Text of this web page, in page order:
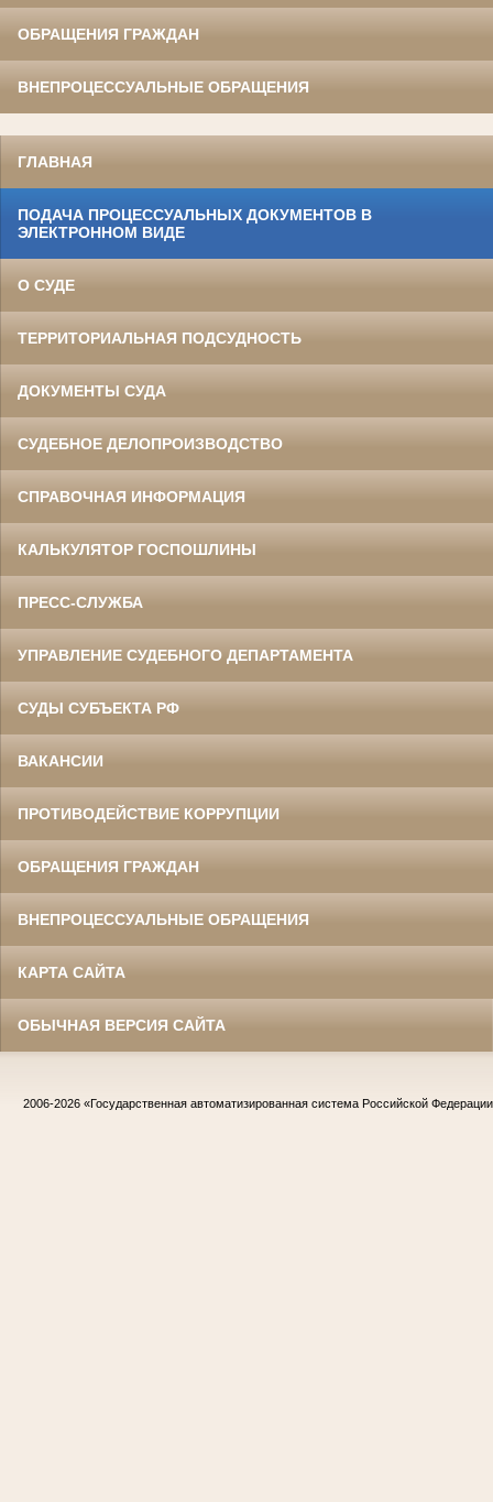
ОБРАЩЕНИЯ ГРАЖДАН
ВНЕПРОЦЕССУАЛЬНЫЕ ОБРАЩЕНИЯ
ГЛАВНАЯ
ПОДАЧА ПРОЦЕССУАЛЬНЫХ ДОКУМЕНТОВ В
ЭЛЕКТРОННОМ ВИДЕ
О СУДЕ
ТЕРРИТОРИАЛЬНАЯ ПОДСУДНОСТЬ
ДОКУМЕНТЫ СУДА
СУДЕБНОЕ ДЕЛОПРОИЗВОДСТВО
СПРАВОЧНАЯ ИНФОРМАЦИЯ
КАЛЬКУЛЯТОР ГОСПОШЛИНЫ
ПРЕСС-СЛУЖБА
УПРАВЛЕНИЕ СУДЕБНОГО ДЕПАРТАМЕНТА
СУДЫ СУБЪЕКТА РФ
ВАКАНСИИ
ПРОТИВОДЕЙСТВИЕ КОРРУПЦИИ
ОБРАЩЕНИЯ ГРАЖДАН
ВНЕПРОЦЕССУАЛЬНЫЕ ОБРАЩЕНИЯ
КАРТА САЙТА
ОБЫЧНАЯ ВЕРСИЯ САЙТА
2006-2026 «Государственная автоматизированная система Российской